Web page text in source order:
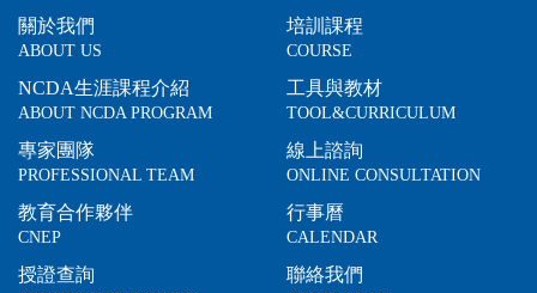
關於我們
ABOUT US
NCDA生涯課程介紹
ABOUT NCDA PROGRAM
專家團隊
PROFESSIONAL TEAM
教育合作夥伴
CNEP
授證查詢
培訓課程
COURSE
工具與教材
TOOL&CURRICULUM
線上諮詢
ONLINE CONSULTATION
行事曆
CALENDAR
聯絡我們